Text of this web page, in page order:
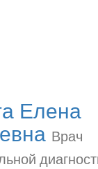
Елена
Врач